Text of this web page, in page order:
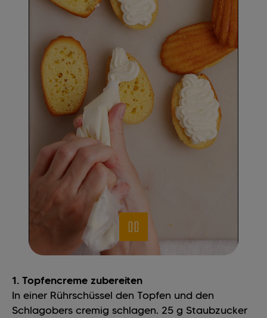
1. Topfencreme zubereiten
In einer Rührschüssel den Topfen und den
Schlagobers cremig schlagen. 25 g Staubzucker